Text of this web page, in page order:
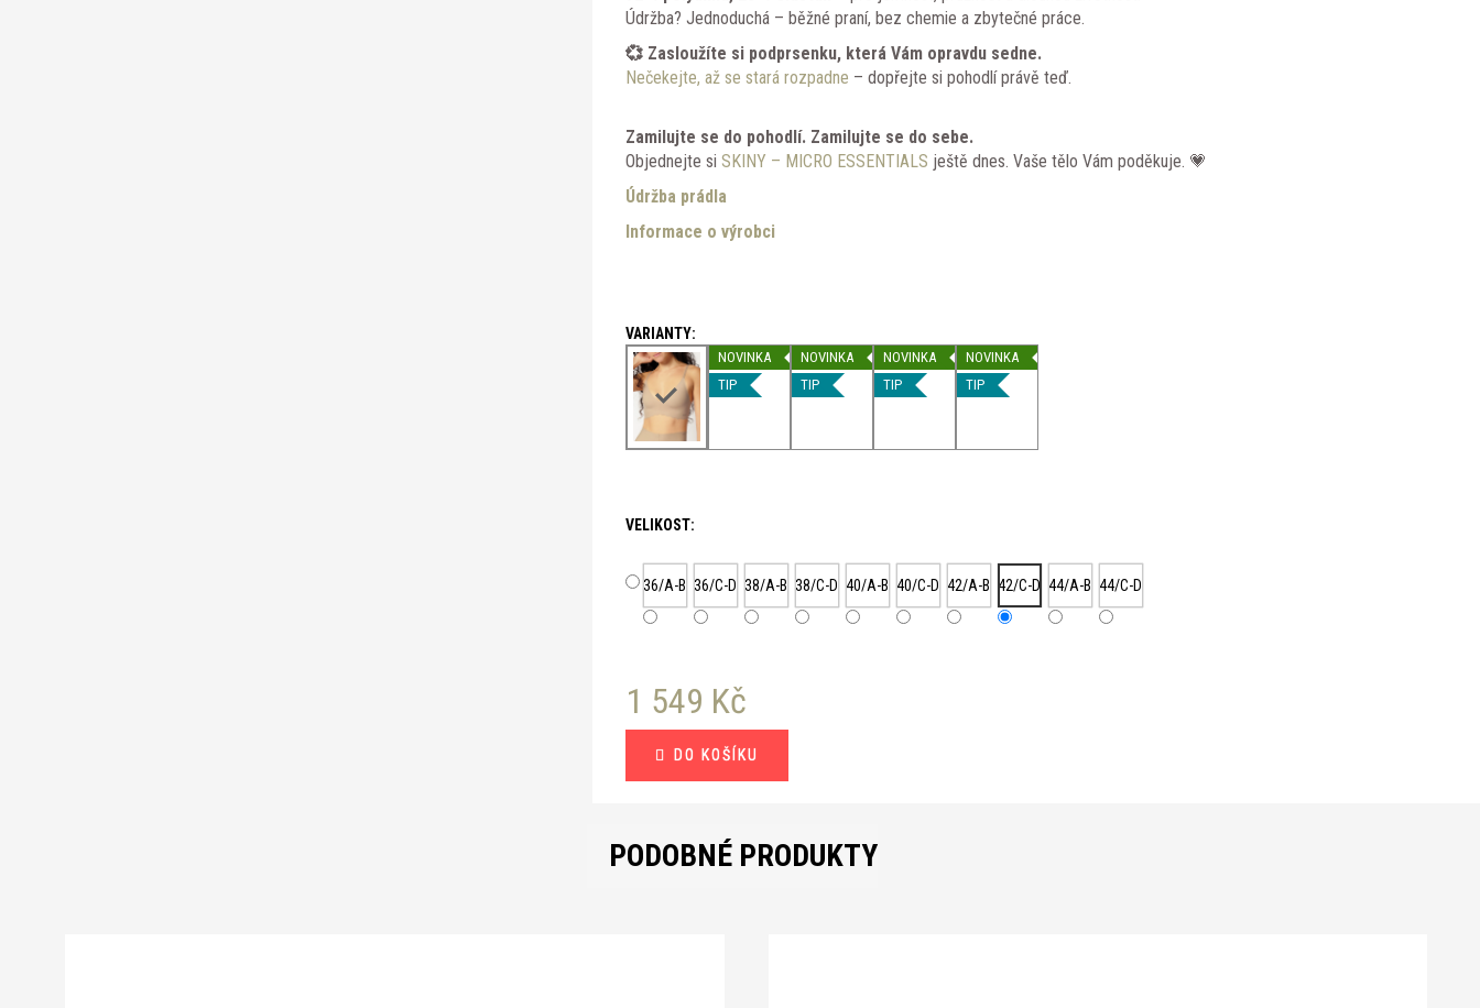
VELIKOST:
36/A-B 36/C-D 38/A-B 38/C-D 40/A-B 40/C-D 42/A-B 42/C-D 44/A-B 44/C-D
1 549 Kč
cena:
DO KOŠÍKU
NOVINKA
TIP
NOVINKA
TIP
NOVINKA
TIP
NOVINKA
TIP
Údržba? Jednoduchá – běžné praní, bez chemie a zbytečné práce.
💞 Zasloužíte si podprsenku, která Vám opravdu sedne.
Nečekejte, až se stará rozpadne – dopřejte si pohodlí právě teď.
Zamilujte se do pohodlí. Zamilujte se do sebe.
Objednejte si SKINY – MICRO ESSENTIALS ještě dnes. Vaše tělo Vám poděkuje. 💗
Údržba prádla
Informace o výrobci
PODOBNÉ PRODUKTY